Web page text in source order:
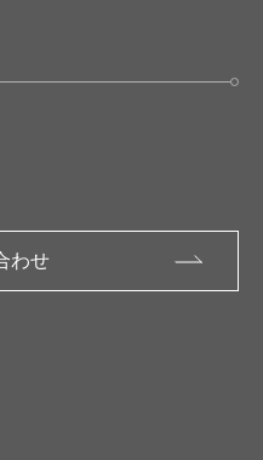
わせ